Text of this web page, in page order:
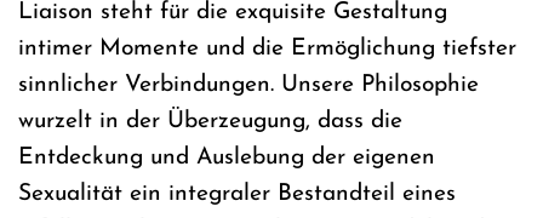
Liaison steht für die exquisite Gestaltung
intimer Momente und die Ermöglichung tiefster
sinnlicher Verbindungen. Unsere Philosophie
wurzelt in der Überzeugung, dass die
Entdeckung und Auslebung der eigenen
Sexualität ein integraler Bestandteil eines